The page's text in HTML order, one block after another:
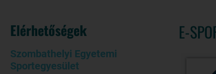
Elérhetőségek
Szombathelyi Egyetemi
Sportegyesület
E-